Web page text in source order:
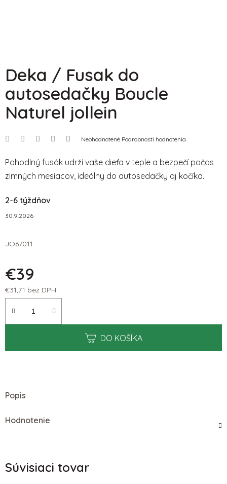
Deka / Fusak do
autosedačky Boucle
Naturel jollein
Priemerné
je
0,0
z
Neohodnotené Podrobnosti hodnotenia
Pohodlný fusák udrží vaše dieťa v teple a bezpečí počas
zimných mesiacov, ideálny do autosedačky aj kočíka.
2-6 týždňov
30.9.2026
JO67011
€39
€31,71 bez DPH
DO KOŠÍKA
Popis
Hodnotenie
Súvisiaci tovar